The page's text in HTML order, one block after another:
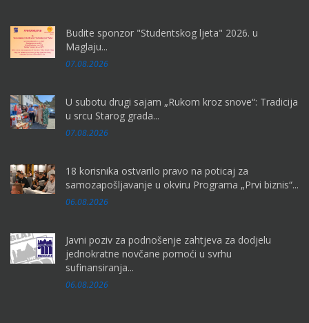
Budite sponzor "Studentskog ljeta" 2026. u
Maglaju...
07.08.2026
U subotu drugi sajam „Rukom kroz snove“: Tradicija
u srcu Starog grada...
07.08.2026
18 korisnika ostvarilo pravo na poticaj za
samozapošljavanje u okviru Programa „Prvi biznis“...
06.08.2026
Javni poziv za podnošenje zahtjeva za dodjelu
jednokratne novčane pomoći u svrhu
sufinansiranja...
06.08.2026